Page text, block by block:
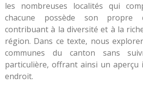
les nombreuses localités qui
chacune possède son propre
contribuant à la diversité et à la
région. Dans ce texte, nous
communes du canton sans
particulière, offrant ainsi un aperçu
endroit.